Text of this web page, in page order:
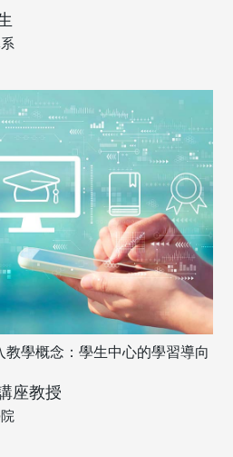
學概念：學生中心的學習導向
座教授